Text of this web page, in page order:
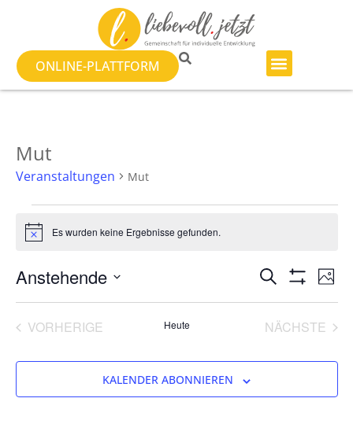
ONLINE-PLATTFORM
Mut
Veranstaltungen Mut
HinweisEs wurden keine Ergebnisse gefunden.
Suche
und
SUCHE FOTO
Anstehende
auswählen.
List
Veranstaltungen
in
VORHERIGE VERANSTALTUNGEN
Heute NÄCHSTE
KALENDER ABONNIEREN